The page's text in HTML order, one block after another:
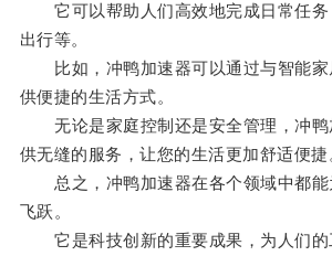
它可以帮助人们高效地完成日常任务
出行等。
比如，冲鸭加速器可以通过与智能家
供便捷的生活方式。
无论是家庭控制还是安全管理，冲鸭
供无缝的服务，让您的生活更加舒适便捷
总之，冲鸭加速器在各个领域中都能
飞跃。
它是科技创新的重要成果，为人们的